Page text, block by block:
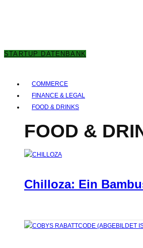
STARTUP DATENBANK
COMMERCE
FINANCE & LEGAL
FOOD & DRINKS
FOOD &
Chilloza: Ein